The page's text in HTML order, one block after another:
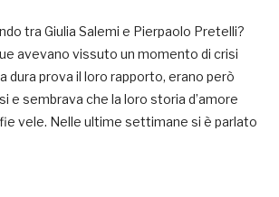
tra Giulia Salemi e Pierpaolo Pretelli?
avevano vissuto un momento di crisi
dura prova il loro rapporto, erano però
e sembrava che la loro storia d’amore
vele. Nelle ultime settimane si è parlato